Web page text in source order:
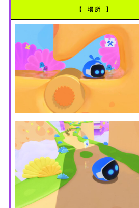
【 場 所 】